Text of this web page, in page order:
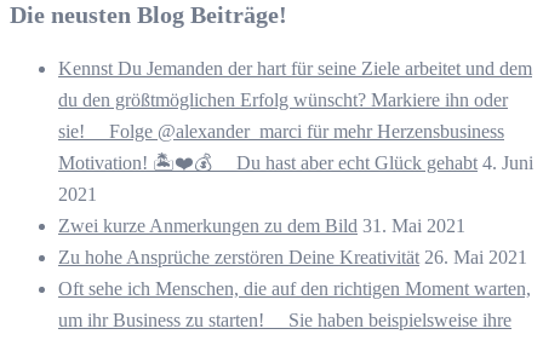
Die neusten Blog Beiträge!
Kennst Du Jemanden der hart für seine Ziele arbeitet und dem
du den größtmöglichen Erfolg wünscht? Markiere ihn oder
sie! ⠀ Folge @alexander_marci für mehr Herzensbusiness
Motivation! 🏝️❤️💰 ⠀ Du hast aber echt Glück gehabt 4. Juni
2021
Zwei kurze Anmerkungen zu dem Bild 31. Mai 2021
Zu hohe Ansprüche zerstören Deine Kreativität 26. Mai 2021
Oft sehe ich Menschen, die auf den richtigen Moment warten,
um ihr Business zu starten! ⠀ Sie haben beispielsweise ihre